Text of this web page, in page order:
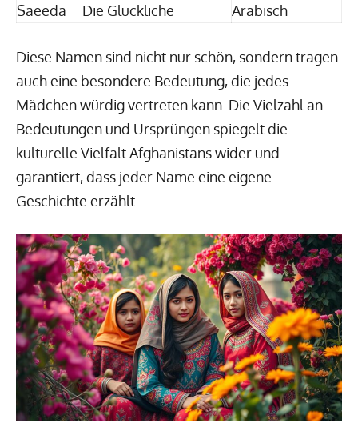
Saeeda
Die Glückliche Arabisch
Diese Namen sind nicht nur schön, sondern tragen
auch eine besondere Bedeutung, die jedes
Mädchen würdig vertreten kann. Die Vielzahl an
Bedeutungen und Ursprüngen spiegelt die
kulturelle Vielfalt Afghanistans wider und
garantiert, dass jeder Name eine eigene
Geschichte erzählt.